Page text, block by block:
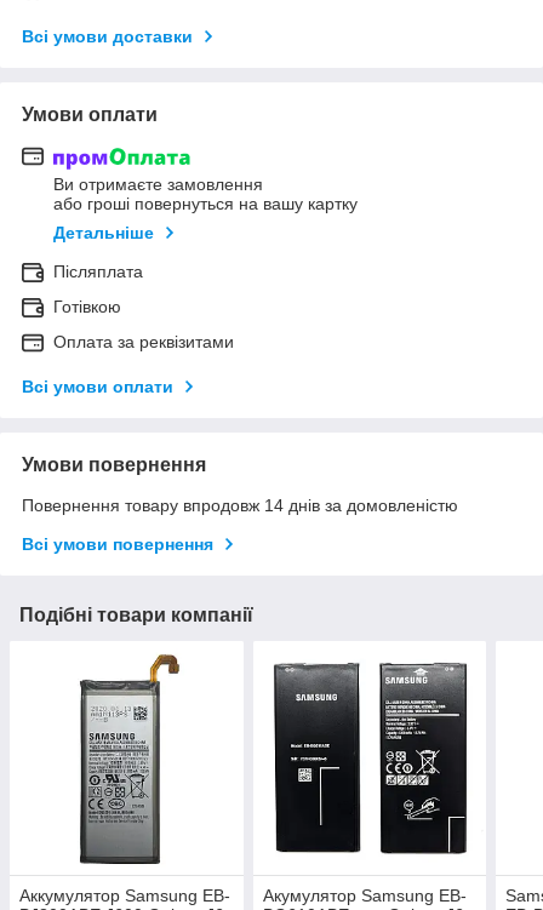
Всі умови доставки
Умови оплати
Ви отримаєте замовлення
або гроші повернуться на вашу картку
Детальніше
Післяплата
Готівкою
Оплата за реквізитами
Всі умови оплати
Умови повернення
Повернення товару впродовж 14 днів за домовленістю
Всі умови повернення
Подібні товари компанії
Аккумулятор Samsung EB-
Акумулятор Samsung EB-